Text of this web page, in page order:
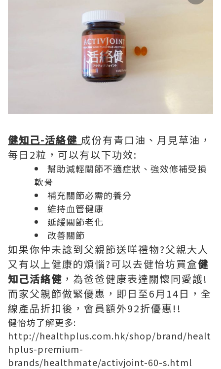
健知己-活絡健 成份有青口油、月見草油，
每日2粒，可以有以下功效:
幫助減輕關節不適症狀、強效修補受損
軟骨
補充關節必需的養分
維持血管健康
延緩關節老化
改善關節
如果你仲未諗到父親節送咩禮物?父親大人
又有以上健康的煩惱?可以去健怡坊買盒健
知己活絡健 ，為爸爸健康表達關懷同愛護!
而家父親節做緊優惠，即日至6月14日，全
線產品折扣後，會員額外92折優惠!!
健怡坊了解更多:
http://healthplus.com.hk/shop/brand/healt
hplus-premium-
brands/healthmate/activjoint-60-s.html